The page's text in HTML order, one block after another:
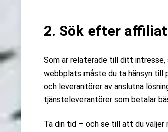
2. Sök efter
Som är relaterade till ditt intresse,
webbplats måste du ta hänsyn till
och leverantörer av anslutna
tjänsteleverantörer som betalar
Ta din tid – och se till att du